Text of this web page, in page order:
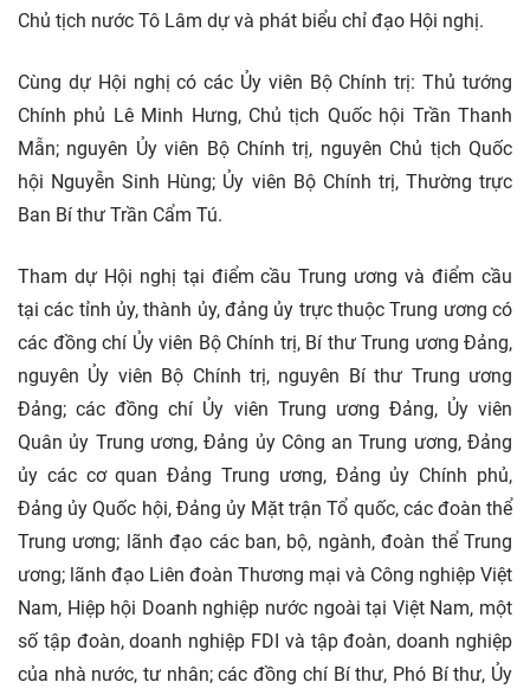
Chủ tịch nước Tô Lâm dự và phát biểu chỉ đạo Hội nghị.
Cùng dự Hội nghị có các Ủy viên Bộ Chính trị: Thủ tướng
Chính phủ Lê Minh Hưng, Chủ tịch Quốc hội Trần Thanh
Mẫn; nguyên Ủy viên Bộ Chính trị, nguyên Chủ tịch Quốc
hội Nguyễn Sinh Hùng; Ủy viên Bộ Chính trị, Thường trực
Ban Bí thư Trần Cẩm Tú.
Tham dự Hội nghị tại điểm cầu Trung ương và điểm cầu
tại các tỉnh ủy, thành ủy, đảng ủy trực thuộc Trung ương có
các đồng chí Ủy viên Bộ Chính trị, Bí thư Trung ương Đảng,
nguyên Ủy viên Bộ Chính trị, nguyên Bí thư Trung ương
Đảng; các đồng chí Ủy viên Trung ương Đảng, Ủy viên
Quân ủy Trung ương, Đảng ủy Công an Trung ương, Đảng
ủy các cơ quan Đảng Trung ương, Đảng ủy Chính phủ,
Đảng ủy Quốc hội, Đảng ủy Mặt trận Tổ quốc, các đoàn thể
Trung ương; lãnh đạo các ban, bộ, ngành, đoàn thể Trung
ương; lãnh đạo Liên đoàn Thương mại và Công nghiệp Việt
Nam, Hiệp hội Doanh nghiệp nước ngoài tại Việt Nam, một
số tập đoàn, doanh nghiệp FDI và tập đoàn, doanh nghiệp
của nhà nước, tư nhân; các đồng chí Bí thư, Phó Bí thư, Ủy